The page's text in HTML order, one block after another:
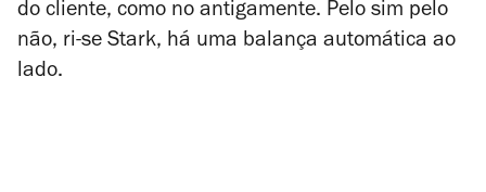
do cliente, como no antigamente. Pelo sim pelo
não, ri-se Stark, há uma balança automática ao
lado.